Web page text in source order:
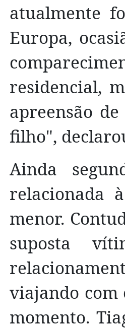
atualmente
Europa,
residencial,
apreensão
filho",
Ainda
relacionada
menor.
suposta
viajando com
momento.